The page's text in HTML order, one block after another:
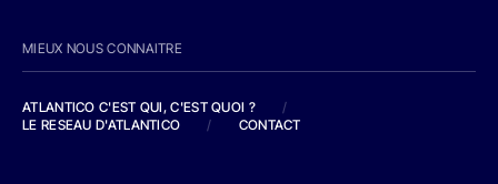
MIEUX NOUS CONNAITRE
ATLANTICO C'EST QUI, C'EST QUOI ?
/
LE RESEAU D'ATLANTICO
/ CONTACT